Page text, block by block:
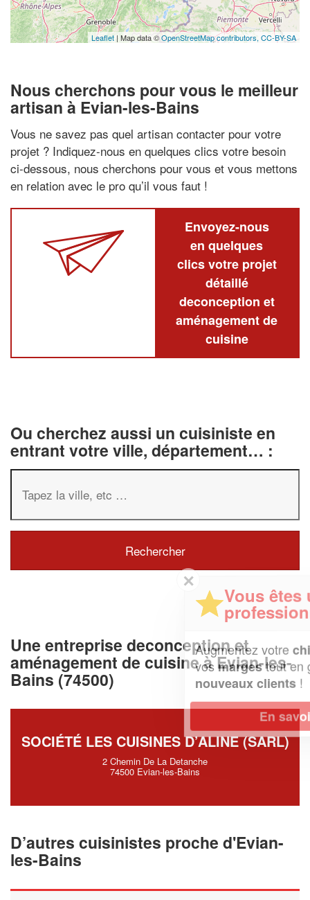
Leaflet | Map data ©OpenStreetMap contributors, CC-BY-SA
Nous cherchons pour vous le meilleur
artisan à Evian-les-Bains
Vous ne savez pas quel artisan contacter pour votre
projet ? Indiquez-nous en quelques clics votre besoin
ci-dessous, nous cherchons pour vous et vous mettons
en relation avec le pro qu’il vous faut !
Envoyez-nous
en quelques
clics votre projet
détaillé
deconception et
aménagement de
cuisine
Ou cherchez aussi un cuisiniste en
entrant votre ville, département… :
Une entreprise deconception et
aménagement de cuisine à Evian-les-
Bains (74500)
SOCIÉTÉ LES CUISINES D’ALINE (SARL)
2 Chemin De La Detanche
74500 Evian-les-Bains
D’autres cuisinistes proche d'Evian-
les-Bains
Vous êtes un
professionnel ?
Augmentez votrechiffre d'affaireset
vosmargestout en gagnant de
nouveaux clients